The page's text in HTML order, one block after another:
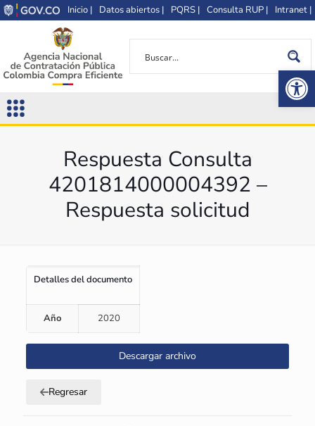
Inicio | Datos abiertos | PQRS | Consulta RUP | Intranet |
Respuesta Consulta
4201814000004392 –
Respuesta solicitud
Detalles del documento
Año 2020
Descargar archivo
Regresar